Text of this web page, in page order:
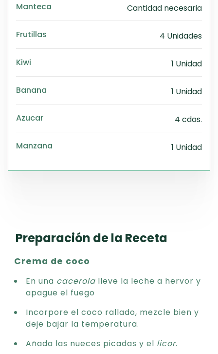
Manteca Cantidad necesaria
Frutillas 4 Unidades
Kiwi 1 Unidad
Banana 1 Unidad
Azucar 4 cdas.
Manzana 1 Unidad
Preparación de la Receta
Crema de coco
En una cacerola lleve la leche a hervor y
apague el fuego
Incorpore el coco rallado, mezcle bien y
deje bajar la temperatura.
Añada las nueces picadas y el licor.